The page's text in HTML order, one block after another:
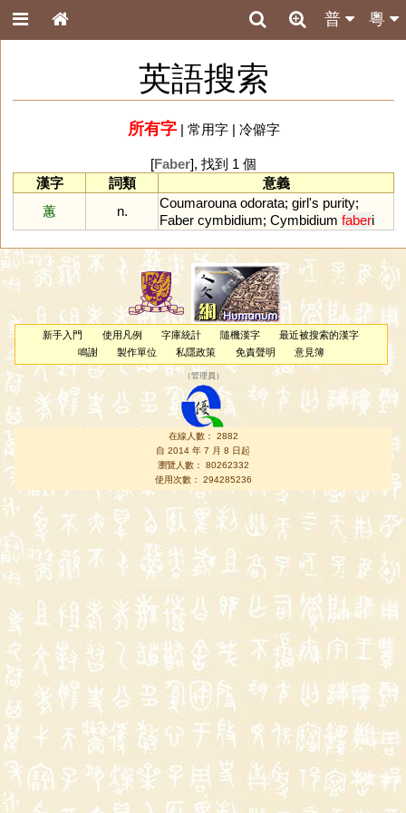
粵
普
英語搜索
所有字| 常用字| 冷僻字
[Faber], 找到 1 個
漢字
詞類
意義
蕙
n.
Coumarouna odorata; girl's purity;
Faber cymbidium; Cymbidium faberi
新手入門 使用凡例 字庫統計 隨機漢字
最近被搜索的漢字
鳴謝
製作單位 私隱政策 免責聲明 意見簿
（管理員 ）
在線人數： 2882
自 2014 年 7 月 8 日起
瀏覽人數： 80262332
使用次數： 294285236